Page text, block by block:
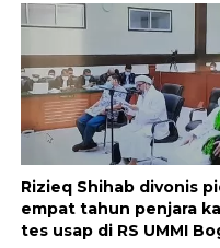
Rizieq Shihab divonis
empat tahun penjara
tes usap di RS UMMI